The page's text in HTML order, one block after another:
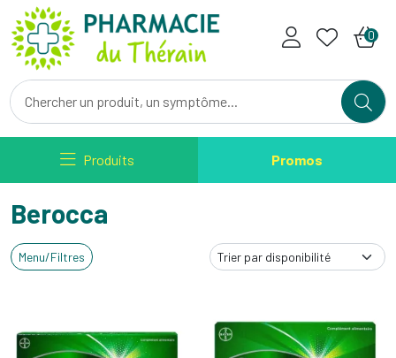
Pharmacie du Therain Votre
0
Produits Promos
Berocca
Menu/Filtres